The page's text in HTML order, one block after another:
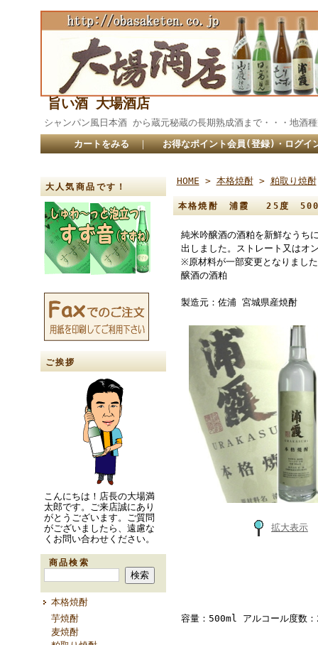
旨い酒 大場酒店
シャンパン風日本酒 から蔵元秘蔵の長期熟成酒まで・・
カートをみる ｜ お得なポイント会員(登録)・ログイ
大人気商品です！
ご挨拶
こんにちは！店長の大場満
太郎です。ご来店誠にあり
がとうございます。ご質問
がございましたら、遠慮な
くお問い合わせください。
商品検索
本格焼酎
芋焼酎
麦焼酎
HOME > 本格焼酎> 粕取り焼酎
本格焼酎 浦霞 25度
純米吟醸酒の酒粕を新鮮なうち
出しました。ストレート又はオ
※原材料が一部変更となりまし
醸酒の酒粕
製造元：佐浦 宮城県産焼酎
拡大表示
容量：500ml アルコール度数